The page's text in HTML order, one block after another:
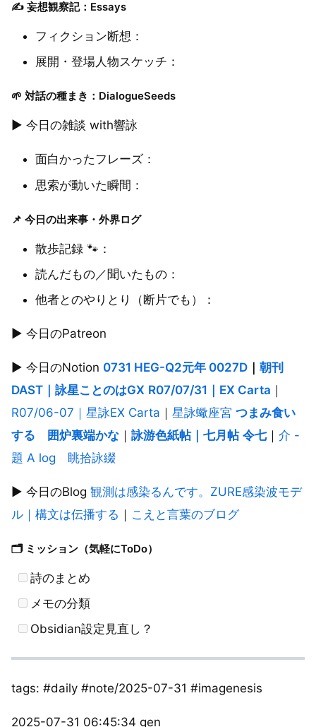
✍️ 妄想観察記：Essays
フィクション断想：
展開・登場人物スケッチ：
🌱 対話の種まき：DialogueSeeds
▶︎ 今日の雑談 with響詠
面白かったフレーズ：
思索が動いた瞬間：
📌 今日の出来事・外界ログ
散歩記録 🐾：
読んだもの／聞いたもの：
他者とのやりとり（断片でも）：
▶︎ 今日のPatreon
▶︎ 今日のNotion 0731 HEG-Q2元年 0027D
朝刊
DAST｜詠星ことのはGX R07/07/31｜EX Carta ｜
R07/06-07｜星詠EX Carta ｜ 星詠蠍座宮 つまみ食い
する 囲炉裏端かな ｜ 詠游色紙帖｜七月帖 令七｜ 介 -
題 A log 眺拾詠綴
▶︎ 今日のBlog 観測は感染るんです。ZURE感染波モデ
ル｜構文は伝播する ｜ こえと言葉のブログ
🗂 ミッション（気軽にToDo）
詩のまとめ
メモの分類
Obsidian設定見直し？
tags: #daily #note/2025-07-31 #imagenesis
2025-07-31 06:45:34 gen